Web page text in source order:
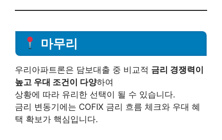
마무리
우리아파트론은 담보대출 중 비교적 금리 경쟁력이
높고 우대 조건이 다양하여
상황에 따라 유리한 선택이 될 수 있습니다.
금리 변동기에는 COFIX 금리 흐름 체크와 우대 혜
택 확보가 핵심입니다.